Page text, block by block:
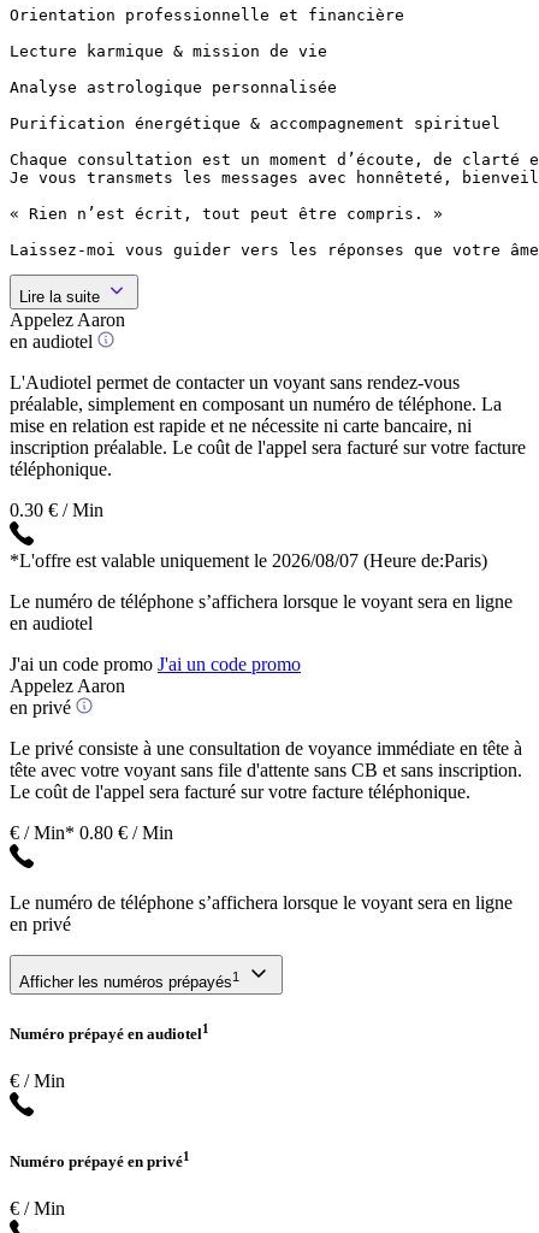
Orientation professionnelle et financière
Lecture karmique & mission de vie
Analyse astrologique personnalisée
Purification énergétique & accompagnement spirituel
Chaque consultation est un moment d’écoute, de clarté
Je vous transmets les messages avec honnêteté,
« Rien n’est écrit, tout peut être compris. »
Laissez-moi vous guider vers les réponses que votre
Lire la suite
Appelez Aaron
en audiotel
L'Audiotel permet de contacter un voyant sans rendez-vous
préalable, simplement en composant un numéro de téléphone. La
mise en relation est rapide et ne nécessite ni carte bancaire, ni
inscription préalable. Le coût de l'appel sera facturé sur votre facture
téléphonique.
0.30 € / Min
*L'offre est valable uniquement le 2026/08/07 (Heure de:Paris)
Le numéro de téléphone s’affichera lorsque le voyant sera en ligne
en audiotel
J'ai un code promo J'ai un code promo
Appelez Aaron
en privé
Le privé consiste à une consultation de voyance immédiate en tête à
tête avec votre voyant sans file d'attente sans CB et sans inscription.
Le coût de l'appel sera facturé sur votre facture téléphonique.
€ / Min* 0.80 € / Min
Le numéro de téléphone s’affichera lorsque le voyant sera en ligne
en privé
Afficher les numéros prépayés1
Numéro prépayé en audiotel1
€ / Min
Numéro prépayé en privé1
€ / Min